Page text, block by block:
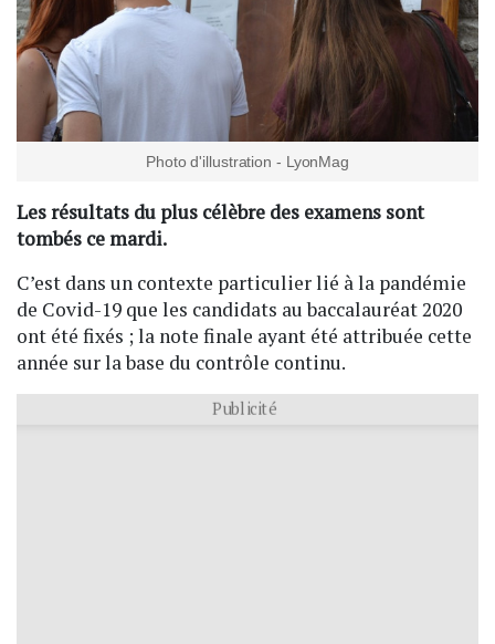
Photo d'illustration - LyonMag
Les résultats du plus célèbre des examens sont
tombés ce mardi.
C’est dans un contexte particulier lié à la pandémie
de Covid-19 que les candidats au baccalauréat 2020
ont été fixés ; la note finale ayant été attribuée cette
année sur la base du contrôle continu.
Publicité